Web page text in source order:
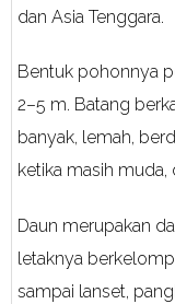
dan Asia Tenggara.
Bentuk pohonnya
2–5 m. Batang
banyak, lemah,
ketika masih muda,
Daun merupakan
letaknya
sampai lanset,